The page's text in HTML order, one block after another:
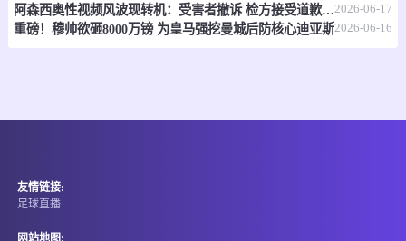
WNBA 07-08 08:00 即将开始
阿森西奥性视频风波现转机：受害者撤诉 检方接受道歉免刑2026-06-17
重磅！穆帅欲砸8000万镑 为皇马强挖曼城后防核心迪亚斯2026-06-16
友情链接:
足球直播
网站地图: